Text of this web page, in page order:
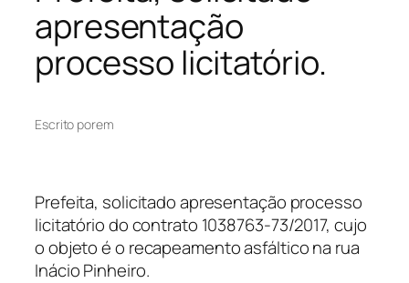
apresentação
processo licitatório.
Escrito porem
Prefeita, solicitado apresentação processo
licitatório do contrato 1038763-73/2017, cujo
o objeto é o recapeamento asfáltico na rua
Inácio Pinheiro.